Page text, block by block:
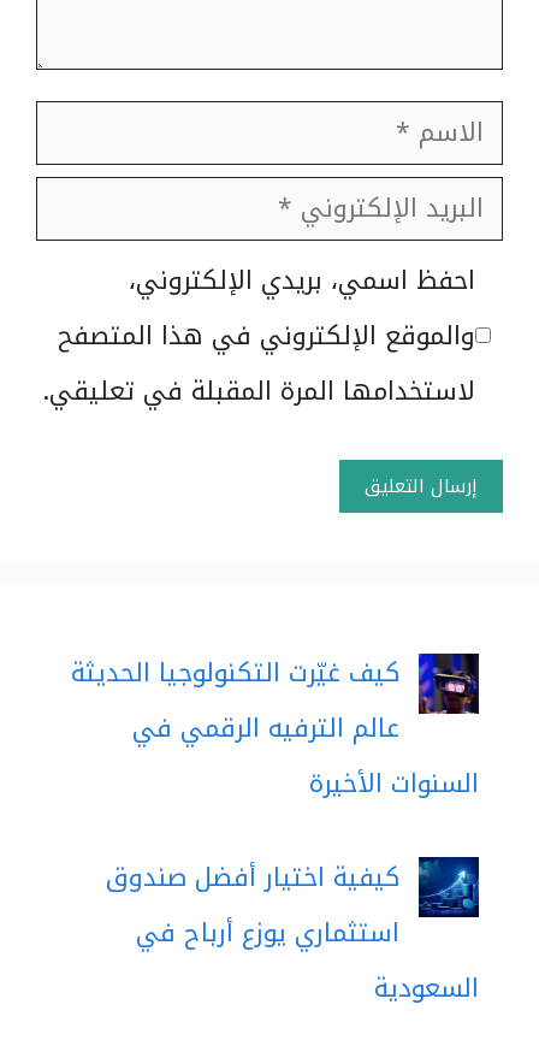
الاسم
البريد
الإلكتروني
الموقع
الإلكتروني
احفظ اسمي، بريدي الإلكتروني،
والموقع الإلكتروني في هذا المتصفح
لاستخدامها المرة المقبلة في تعليقي.
كيف غيّرت التكنولوجيا الحديثة
عالم الترفيه الرقمي في
السنوات الأخيرة
كيفية اختيار أفضل صندوق
استثماري يوزع أرباح في
السعودية